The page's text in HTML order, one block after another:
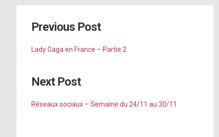
Previous Post
Lady Gaga en France – Partie 2
Next Post
Réseaux sociaux – Semaine du 24/11 au 30/11